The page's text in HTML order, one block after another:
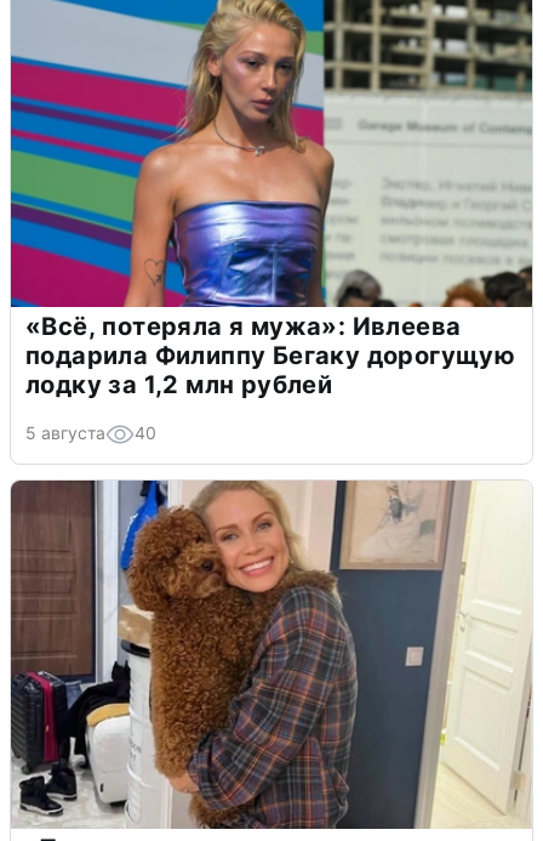
«Всё, потеряла я мужа»: Ивлеева
подарила Филиппу Бегаку дорогущую
лодку за 1,2 млн рублей
5 августа 40